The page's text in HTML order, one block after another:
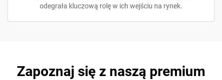
odegrała kluczową rolę w ich wejściu na rynek.
Zapoznaj się z naszą premium